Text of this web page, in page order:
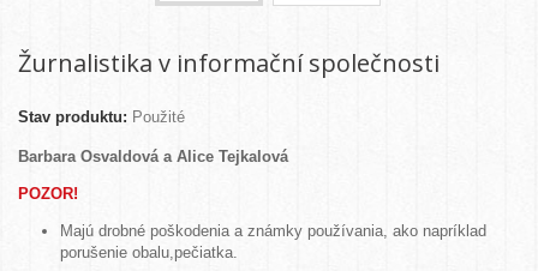
Žurnalistika v informační společnosti
Stav produktu: Použité
Barbara Osvaldová a Alice Tejkalová
POZOR!
Majú drobné poškodenia a známky používania, ako napríklad
porušenie obalu,pečiatka.